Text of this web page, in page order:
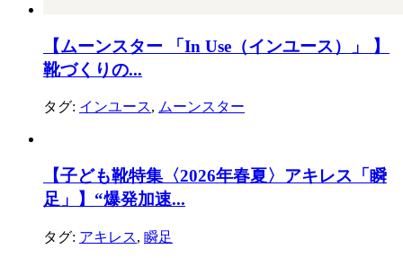
【ムーンスター 「In Use（インユース）」 】
靴づくりの...
タグ: インユース, ムーンスター
【子ども靴特集〈2026年春夏〉アキレス「瞬
足」】“爆発加速...
タグ: アキレス, 瞬足